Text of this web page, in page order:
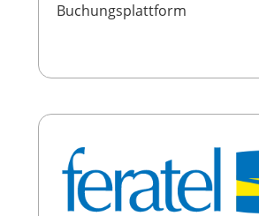
Buchungsplattform